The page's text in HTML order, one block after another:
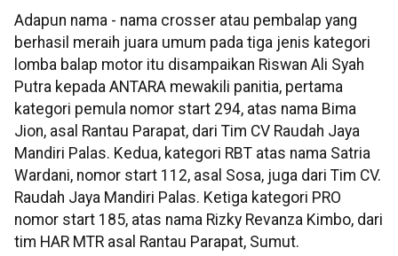
Adapun nama - nama crosser atau pembalap yang
berhasil meraih juara umum pada tiga jenis kategori
lomba balap motor itu disampaikan Riswan Ali Syah
Putra kepada ANTARA mewakili panitia, pertama
kategori pemula nomor start 294, atas nama Bima
Jion, asal Rantau Parapat, dari Tim CV Raudah Jaya
Mandiri Palas. Kedua, kategori RBT atas nama Satria
Wardani, nomor start 112, asal Sosa, juga dari Tim CV.
Raudah Jaya Mandiri Palas. Ketiga kategori PRO
nomor start 185, atas nama Rizky Revanza Kimbo, dari
tim HAR MTR asal Rantau Parapat, Sumut.